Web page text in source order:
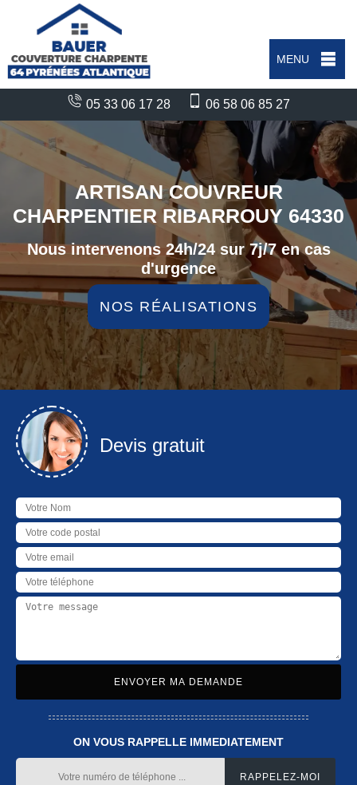
MENU
05 33 06 17 28 06 58 06 85 27
ARTISAN COUVREUR
CHARPENTIER RIBARROUY 64330
Nous intervenons 24h/24 sur 7j/7 en cas
d'urgence
NOS RÉALISATIONS
Devis gratuit
ON VOUS RAPPELLE IMMEDIATEMENT